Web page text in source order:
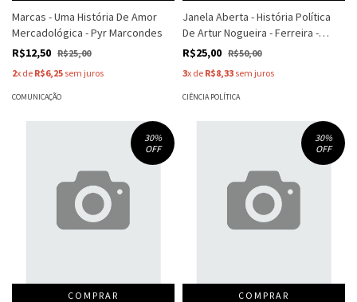
Marcas - Uma História De Amor
Mercadológica - Pyr Marcondes
R$12,50 R$25,00
2x de R$6,25 sem juros
COMUNICAÇÃO
Janela Aberta - História Política
De Artur Nogueira - Ferreira -
Ferreira
R$25,00 R$50,00
3x de R$8,33 sem juros
CIÊNCIA POLÍTICA
30%
OFF
COMPRAR
30%
OFF
COMPRAR